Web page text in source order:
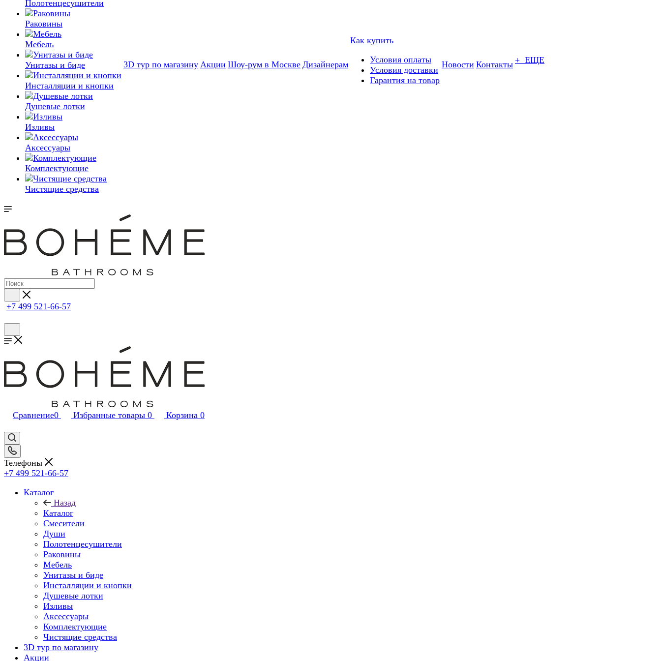
Полотенцесушители
Раковины
Мебель
Унитазы и биде
Инсталляции и кнопки
Душевые лотки
Изливы
Аксессуары
Комплектующие
Чистящие средства
3D тур по магазину Акции Шоу-рум в Москве Дизайнерам
Как купить
Условия оплаты
Условия доставки
Гарантия на товар
Новости Контакты + ЕЩЕ
+7 499 521-66-57
Сравнение0 Избранные товары 0 Корзина 0
Телефоны
+7 499 521-66-57
Каталог
Назад
Каталог
Смесители
Души
Полотенцесушители
Раковины
Мебель
Унитазы и биде
Инсталляции и кнопки
Душевые лотки
Изливы
Аксессуары
Комплектующие
Чистящие средства
3D тур по магазину
Акции